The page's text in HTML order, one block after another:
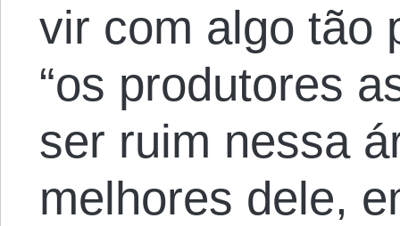
vir com algo tão
“os produtores
ser ruim nessa
melhores dele,